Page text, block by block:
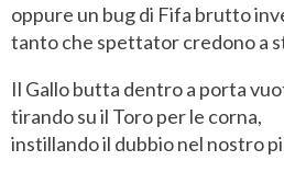
oppure un bug di Fifa brutto
tanto che spettator credono a
Il Gallo butta dentro a porta
tirando su il Toro per le corna,
instillando il dubbio nel nostro